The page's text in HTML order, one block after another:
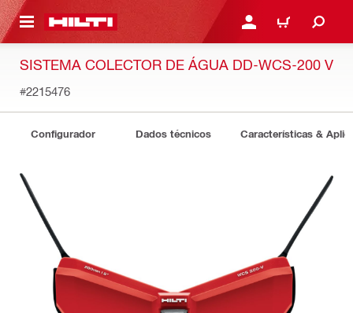
CONTENT ENTRAR OU REGISTAR
CARRINHO
SISTEMA COLECTOR DE ÁGUA DD-WCS-200 V
#2215476
Configurador Dados técnicos Características &